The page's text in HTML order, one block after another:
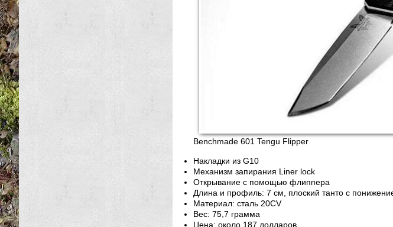
Benchmade 601 Tengu Flipper
Накладки из G10
Механизм запирания Liner lock
Открывание с помощью флиппера
Длина и профиль: 7 см, плоский танто с
Материал: сталь 20CV
Вес: 75,7 грамма
Цена: около 187 долларов